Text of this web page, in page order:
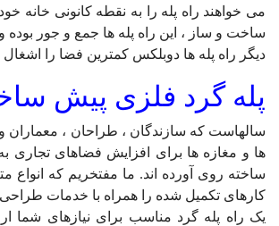
می خواهند راه پله را به نقطه کانونی خانه
ساخت و ساز ، این راه پله ها جمع و جور بوده و
دیگر راه پله ها دوبلکس کمترین فضا را
پله گرد فلزی پیش
سالهاست که سازندگان ، طراحان ، معماران
ها و مغازه ها برای افزایش فضاهای تجاری
ساخته روی آورده اند. ما مفتخریم که انواع
کارهای تکمیل شده را همراه با خدمات
یک راه پله گرد مناسب برای نیازهای شما